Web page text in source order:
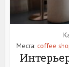
Места: coffee